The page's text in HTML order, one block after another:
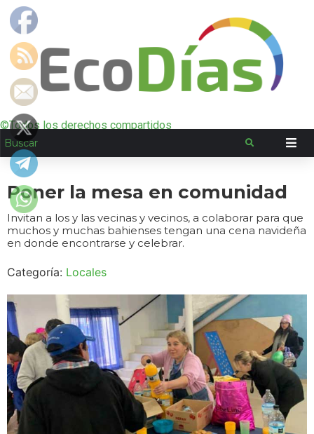
©Todos los derechos compartidos
Poner la mesa en comunidad
Invitan a los y las vecinas y vecinos, a colaborar para que
muchos y muchas bahienses tengan una cena navideña
en donde encontrarse y celebrar.
Categoría: Locales